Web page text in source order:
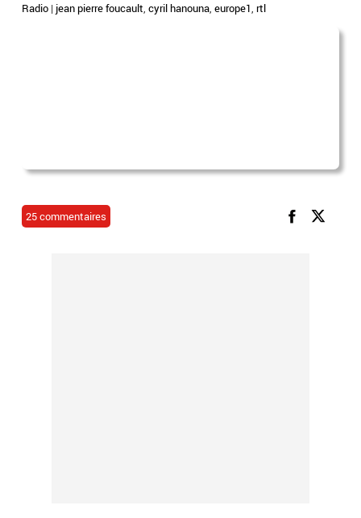
Radio | jean pierre foucault,cyril hanouna,europe1,rtl
25 commentaires